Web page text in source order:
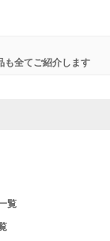
も全てご紹介します
覧